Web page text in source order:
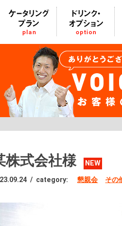
株式会社様 NEW
/ category: 懇親会 その